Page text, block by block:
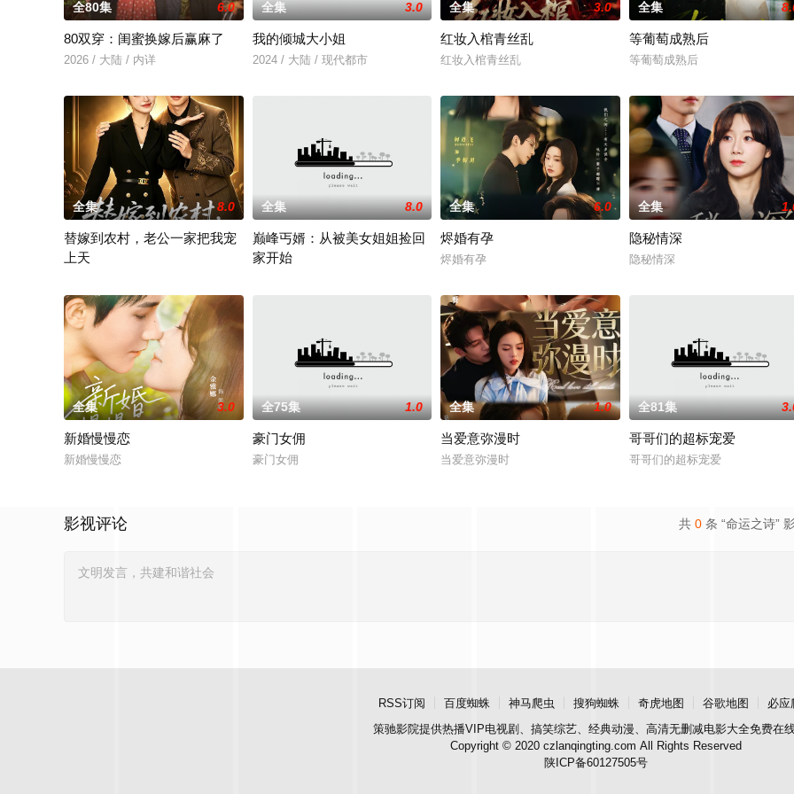
全80集 6.0
80双穿：闺蜜换嫁后赢麻了
2026 / 大陆 / 内详
全集 3.0
我的倾城大小姐
2024 / 大陆 / 现代都市
全集 3.0
红妆入棺青丝乱
红妆入棺青丝乱
全集
等葡萄成熟后
等葡萄成熟后
全集 8.0
替嫁到农村，老公一家把我宠
上天
全集 8.0
巅峰丐婿：从被美女姐姐捡回
家开始
全集 6.0
烬婚有孕
烬婚有孕
全集
隐秘情深
隐秘情深
全集 3.0
新婚慢慢恋
新婚慢慢恋
全75集 1.0
豪门女佣
豪门女佣
全集 1.0
当爱意弥漫时
当爱意弥漫时
全81集
哥哥们的超标宠爱
哥哥们的超标宠爱
共 0 条 “命运之诗”
影视评论
RSS订阅 百度蜘蛛 神马爬虫 搜狗蜘蛛 奇虎地图 谷歌地图
必应
策驰影院提供热播VIP电视剧、搞笑综艺、经典动漫、高清无删减电影大全免费在
Copyright © 2020 czlanqingting.com All Rights Reserved
陕ICP备60127505号